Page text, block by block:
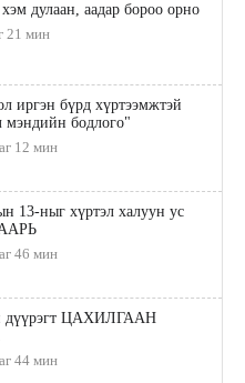
дулаан, аадар бороо орно
21 мин
иргэн бүрд хүртээмжтэй
мэндийн бодлого"
12 мин
13-ныг хүртэл халуун ус
46 мин
дүүрэгт ЦАХИЛГААН
44 мин